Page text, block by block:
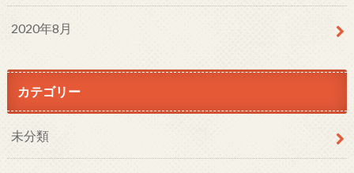
2020年8月
カテゴリー
未分類